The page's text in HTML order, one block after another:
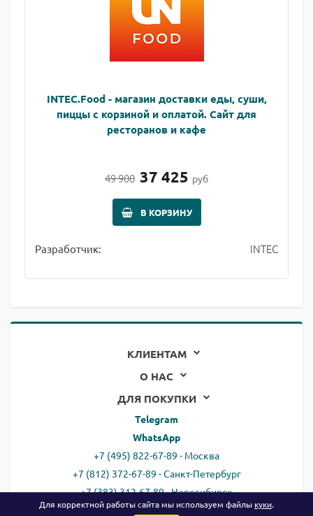
INTEC.Food - магазин доставки еды, суши,
пиццы с корзиной и оплатой. Сайт для
ресторанов и кафе
49 900 37 425 руб
В КОРЗИНУ
Разработчик: INTEC
КЛИЕНТАМ
О НАС
ДЛЯ ПОКУПКИ
Telegram
WhatsApp
+7 (495) 822-67-89 - Москва
+7 (812) 372-67-89 - Санкт-Петербург
+7 (383) 312-67-89 - Новосибирск
Россия
Для корректной работы сайта мы используем файлы куки.